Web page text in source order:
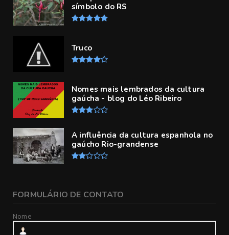
símbolo do RS
Truco
Nomes mais lembrados da cultura
gaúcha - blog do Léo Ribeiro
A influência da cultura espanhola no
gaúcho Rio-grandense
FORMULÁRIO DE CONTATO
Nome